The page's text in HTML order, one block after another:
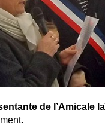
de l’Amicale